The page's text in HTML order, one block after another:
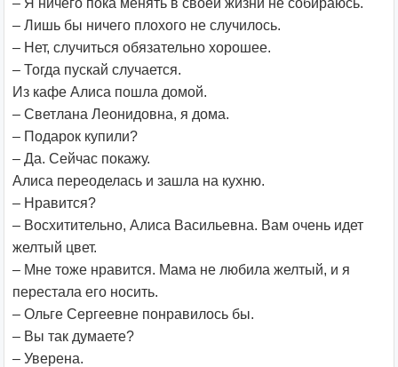
– Я ничего пока менять в своей жизни не собираюсь.
– Лишь бы ничего плохого не случилось.
– Нет, случиться обязательно хорошее.
– Тогда пускай случается.
Из кафе Алиса пошла домой.
– Светлана Леонидовна, я дома.
– Подарок купили?
– Да. Сейчас покажу.
Алиса переоделась и зашла на кухню.
– Нравится?
– Восхитительно, Алиса Васильевна. Вам очень идет
желтый цвет.
– Мне тоже нравится. Мама не любила желтый, и я
перестала его носить.
– Ольге Сергеевне понравилось бы.
– Вы так думаете?
– Уверена.